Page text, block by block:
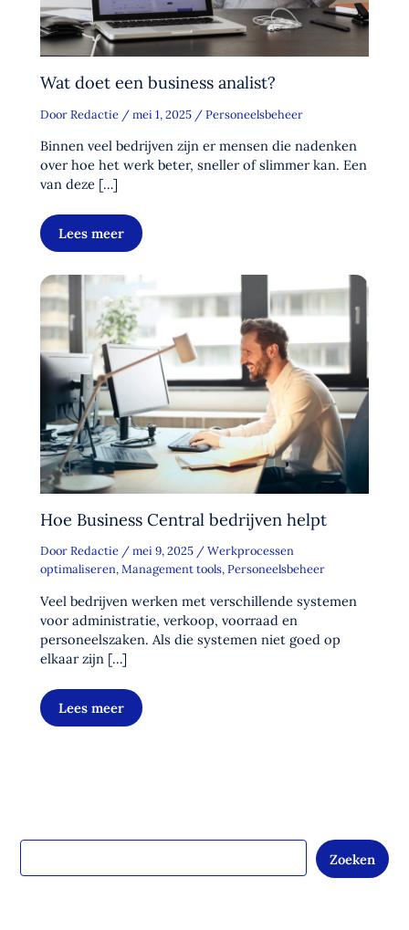
Wat doet een business analist?
Door Redactie /mei 1, 2025 /Personeelsbeheer
Binnen veel bedrijven zijn er mensen die nadenken
over hoe het werk beter, sneller of slimmer kan. Een
van deze […]
Lees meer
Hoe Business Central bedrijven helpt
Door Redactie /mei 9, 2025 /Werkprocessen
optimaliseren,Management tools,Personeelsbeheer
Veel bedrijven werken met verschillende systemen
voor administratie, verkoop, voorraad en
personeelszaken. Als die systemen niet goed op
elkaar zijn […]
Lees meer
Zoeken